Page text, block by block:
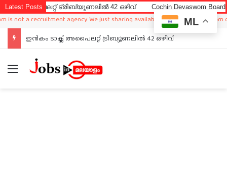
Latest Postsട്രിബ്യൂണലിൽ 42 ഒഴിവ് Cochin Devaswom Board LD
a recruitment agency. We just sharing available job in worldwide from
Cochin Devaswom Board LD Clerk Exam Answer Key 2026
Menu
ML